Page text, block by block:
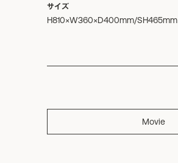
サイズ
H810×W360×D400mm/SH465mm
Movie